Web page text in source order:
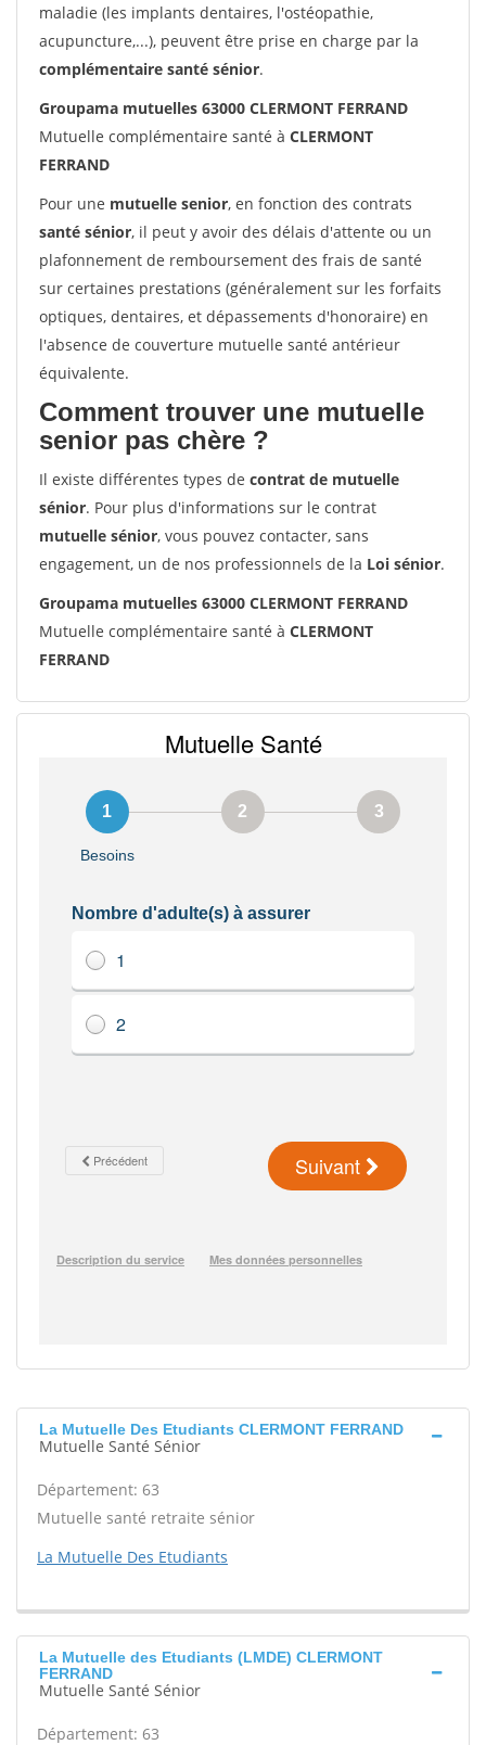
maladie (les implants dentaires, l'ostéopathie,
acupuncture,...), peuvent être prise en charge par la
complémentaire santé sénior.
Groupama mutuelles 63000 CLERMONT FERRAND
Mutuelle complémentaire santé à CLERMONT
FERRAND
Pour une mutuelle senior, en fonction des contrats
santé sénior, il peut y avoir des délais d'attente ou un
plafonnement de remboursement des frais de santé
sur certaines prestations (généralement sur les forfaits
optiques, dentaires, et dépassements d'honoraire) en
l'absence de couverture mutuelle santé antérieur
équivalente.
Comment trouver une mutuelle
senior pas chère ?
Il existe différentes types de contrat de mutuelle
sénior. Pour plus d'informations sur le contrat
mutuelle sénior, vous pouvez contacter, sans
engagement, un de nos professionnels de la Loi sénior.
Groupama mutuelles 63000 CLERMONT FERRAND
Mutuelle complémentaire santé à CLERMONT
FERRAND
La Mutuelle Des Etudiants CLERMONT FERRAND
Mutuelle Santé Sénior
Département: 63
Mutuelle santé retraite sénior
La Mutuelle Des Etudiants
La Mutuelle des Etudiants (LMDE) CLERMONT
FERRAND
Mutuelle Santé Sénior
Département: 63